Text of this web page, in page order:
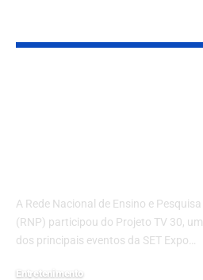
A Rede Nacional de Ensino e Pesquisa
(RNP) participou do Projeto TV 30, um
dos principais eventos da SET Expo…
Entretenimento